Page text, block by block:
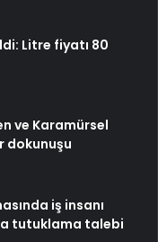
Litre fiyatı 80
ve Karamürsel
dokunuşu
iş insanı
tutuklama talebi